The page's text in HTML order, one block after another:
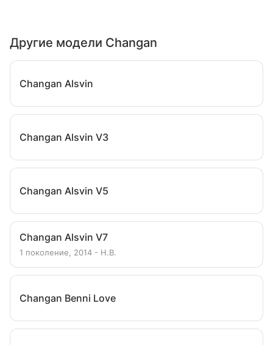
Другие модели Changan
Changan Alsvin
Changan Alsvin V3
Changan Alsvin V5
Changan Alsvin V7
1 поколение, 2014 - Н.В.
Changan Benni Love